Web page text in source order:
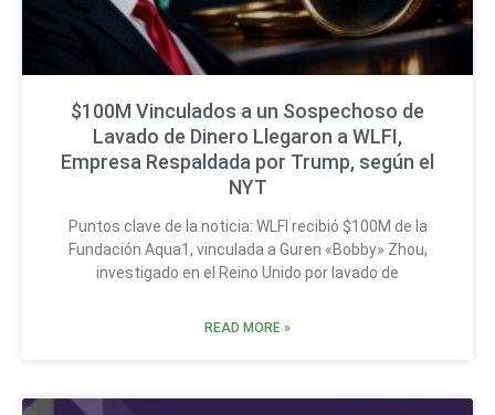
$100M Vinculados a un Sospechoso de
Lavado de Dinero Llegaron a WLFI,
Empresa Respaldada por Trump, según el
NYT
Puntos clave de la noticia: WLFI recibió $100M de la
Fundación Aqua1, vinculada a Guren «Bobby» Zhou,
investigado en el Reino Unido por lavado de
READ MORE »